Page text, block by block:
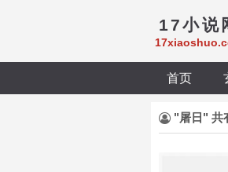
17小说
首页
"屠日" 共